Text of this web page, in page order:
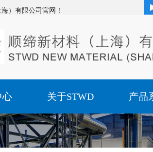
）有限公司官网！
心 关于STWD 产品